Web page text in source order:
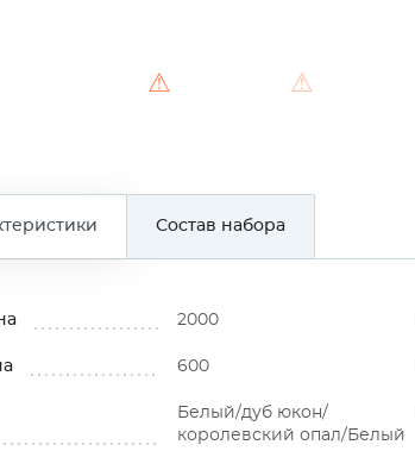
⚠ ⚠
Состав набора
2000
600
Белый/дуб юкон/
королевский опал/Белый